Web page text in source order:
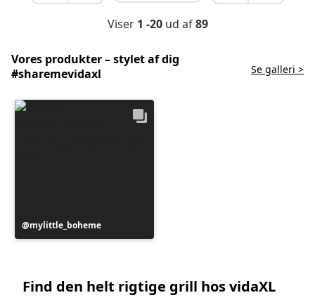
Viser 1 -20ud af89
Vores produkter – stylet af dig
#sharemevidaxl
Se galleri >
Opslag
offentliggjort
mylittle_boheme
Find den helt rigtige grill hos vidaXL